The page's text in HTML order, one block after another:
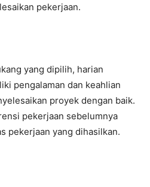
pekerjaan.
yang dipilih, harian
pengalaman dan keahlian
proyek dengan baik.
pekerjaan sebelumnya
pekerjaan yang dihasilkan.